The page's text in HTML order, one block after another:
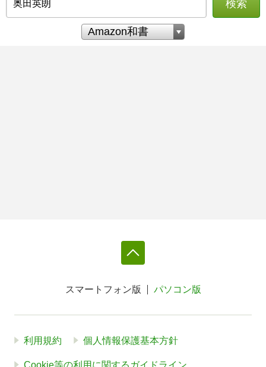
検索
スマートフォン版 パソコン版
利用規約 個人情報保護基本方針
Cookie等の利用に関するガイドライン